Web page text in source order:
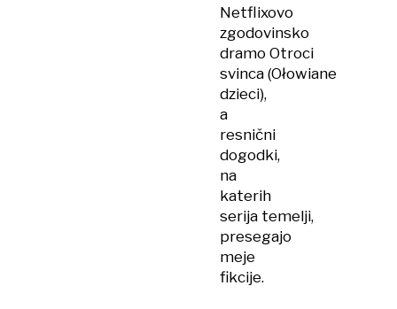
Netflixovo
zgodovinsko
dramo Otroci
svinca (Ołowiane
dzieci),
a
resnični
dogodki,
na
katerih
serija temelji,
presegajo
meje
fikcije.